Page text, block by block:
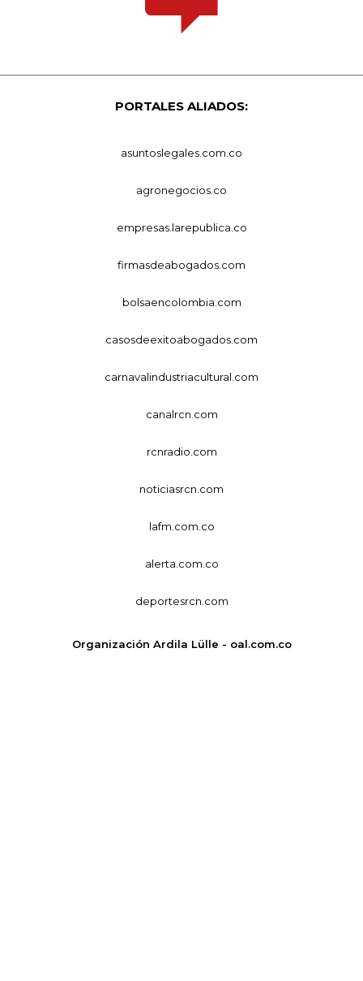
PORTALES ALIADOS:
asuntoslegales.com.co
agronegocios.co
empresas.larepublica.co
firmasdeabogados.com
bolsaencolombia.com
casosdeexitoabogados.com
carnavalindustriacultural.com
canalrcn.com
rcnradio.com
noticiasrcn.com
lafm.com.co
alerta.com.co
deportesrcn.com
Organización Ardila Lülle - oal.com.co